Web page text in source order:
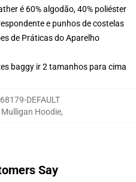
é 60% algodão, 40% poliéster
e punhos de costelas
de Práticas do Aparelho
baggy ir 2 tamanhos para cima
DEFAULT
Hoodie,
Say